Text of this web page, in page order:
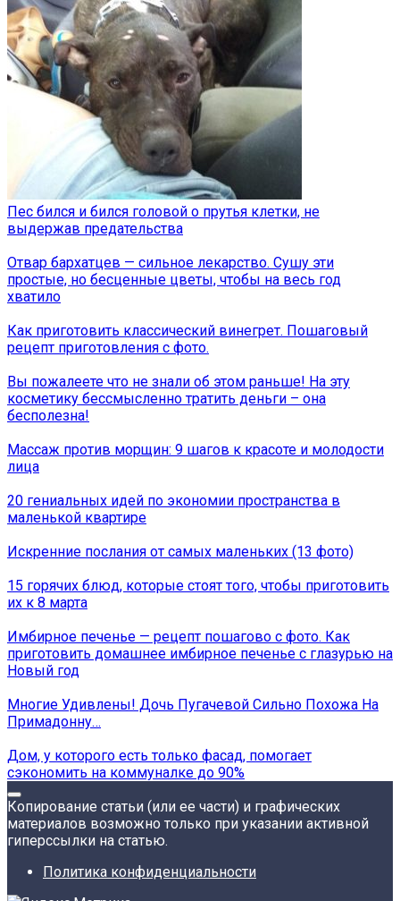
Пес бился и бился головой о прутья клетки, не
выдержав предательства
Отвар бархатцев — сильное лекарство. Сушу эти
простые, но бесценные цветы, чтобы на весь год
хватило
Как приготовить классический винегрет. Пошаговый
рецепт приготовления с фото.
Вы пожалеете что не знали об этом раньше! На эту
косметику бессмысленно тратить деньги – она
бесполезна!
Массаж против морщин: 9 шагов к красоте и молодости
лица
20 гениальных идей по экономии пространства в
маленькой квартире
Искренние послания от самых маленьких (13 фото)
15 горячих блюд, которые стоят того, чтобы приготовить
их к 8 марта
Имбирное печенье — рецепт пошагово с фото. Как
приготовить домашнее имбирное печенье с глазурью на
Новый год
Многие Удивлены! Дочь Пугачевой Сильно Похожа На
Примадонну…
Дом, у которого есть только фасад, помогает
сэкономить на коммуналке до 90%
Копирование статьи (или ее части) и графических
материалов возможно только при указании активной
гиперссылки на статью.
Политика конфиденциальности